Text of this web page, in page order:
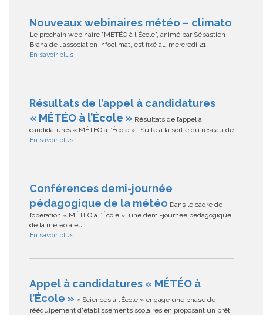
Nouveaux webinaires météo – climato
Le prochain webinaire "MÉTÉO à l'École", animé par Sébastien
Brana de l'association Infoclimat, est fixé au mercredi 21
En savoir plus
Résultats de l’appel à candidatures
« MÉTÉO à l’École » Résultats de l’appel à
candidatures « MÉTÉO à l’École » Suite à la sortie du réseau de
En savoir plus
Conférences demi-journée
pédagogique de la météo Dans le cadre de
l’opération « MÉTÉO à l’École », une demi-journée pédagogique
de la météo a eu
En savoir plus
Appel à candidatures « MÉTÉO à
l’École » « Sciences à l’École » engage une phase de
rééquipement d'établissements scolaires en proposant un prêt